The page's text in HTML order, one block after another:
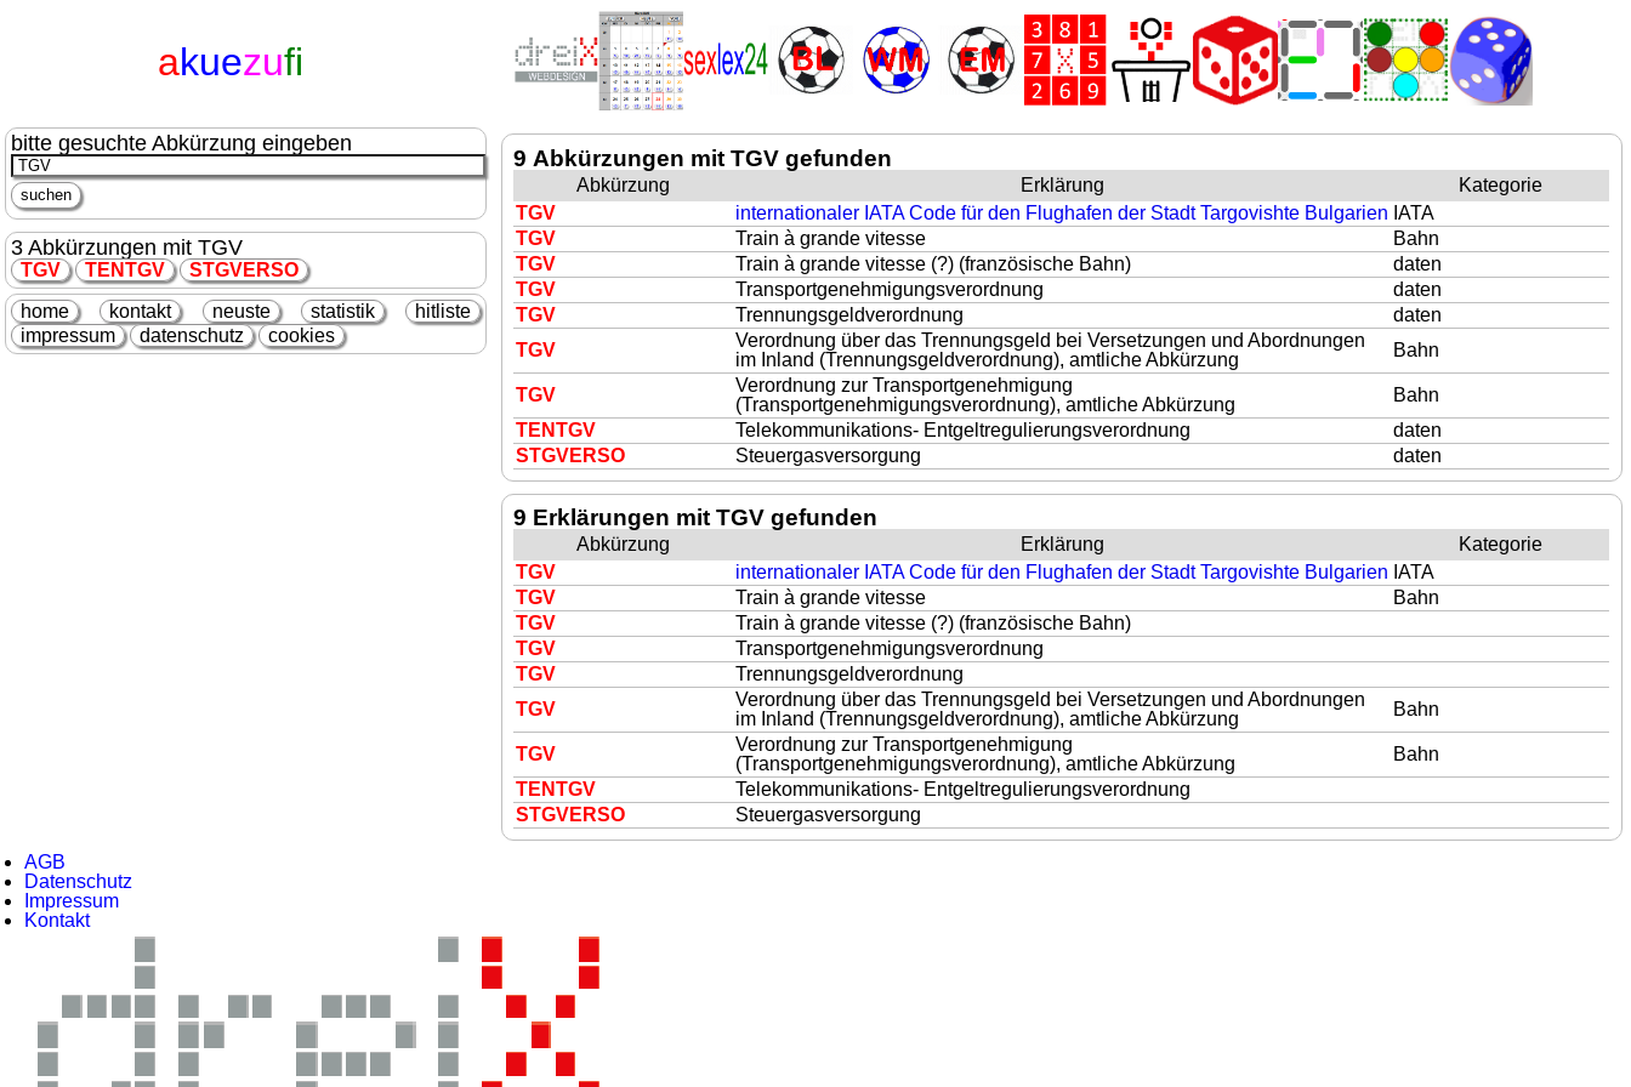
akuezufi
bitte gesuchte Abkürzung eingeben
3 Abkürzungen mit TGV
TGV TENTGV STGVERSO
home kontakt neuste statistik
hitliste
impressum
datenschutz cookies
9 Abkürzungen mit TGV gefunden
Abkürzung Erklärung
Kategorie
TGV
internationaler IATA Code für den Flughafen der Stadt Targovishte Bulgarien IATA
TGV
Train à grande vitesse
Bahn
TGV
Train à grande vitesse (?) (französische Bahn)
daten
TGV
Transportgenehmigungsverordnung
daten
TGV
Trennungsgeldverordnung
daten
TGV
Verordnung über das Trennungsgeld bei Versetzungen und Abordnungen
im Inland (Trennungsgeldverordnung), amtliche Abkürzung
Bahn
TGV
Verordnung zur Transportgenehmigung
(Transportgenehmigungsverordnung), amtliche Abkürzung
Bahn
TENTGV Telekommunikations- Entgeltregulierungsverordnung
daten
STGVERSO Steuergasversorgung daten
9 Erklärungen mit TGV gefunden
Abkürzung Erklärung
Kategorie
TGV
internationaler IATA Code für den Flughafen der Stadt Targovishte Bulgarien IATA
TGV
Train à grande vitesse
Bahn
TGV
Train à grande vitesse (?) (französische Bahn)
TGV
Transportgenehmigungsverordnung
TGV
Trennungsgeldverordnung
TGV
Verordnung über das Trennungsgeld bei Versetzungen und Abordnungen
im Inland (Trennungsgeldverordnung), amtliche Abkürzung
Bahn
TGV
Verordnung zur Transportgenehmigung
(Transportgenehmigungsverordnung), amtliche Abkürzung
Bahn
TENTGV
Telekommunikations- Entgeltregulierungsverordnung
STGVERSO Steuergasversorgung
AGB
Datenschutz
Impressum
Kontakt